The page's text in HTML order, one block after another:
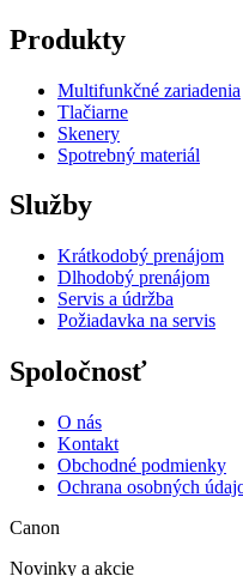
Produkty
Multifunkčné zariadenia
Tlačiarne
Skenery
Spotrebný materiál
Služby
Krátkodobý prenájom
Dlhodobý prenájom
Servis a údržba
Požiadavka na servis
Spoločnosť
O nás
Kontakt
Obchodné podmienky
Ochrana osobných
Canon
Novinky a akcie